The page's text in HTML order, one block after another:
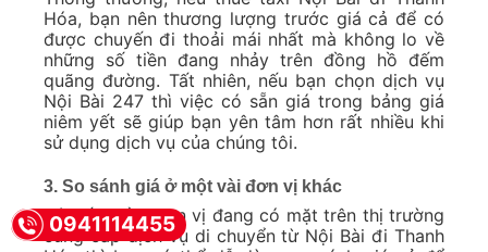
Hóa, bạn nên thương lượng trước giá cả để có
được chuyến đi thoải mái nhất mà không lo về
những số tiền đang nhảy trên đồng hồ đếm
quãng đường. Tất nhiên, nếu bạn chọn dịch vụ
Nội Bài 247 thì việc có sẵn giá trong bảng giá
niêm yết sẽ giúp bạn yên tâm hơn rất nhiều khi
sử dụng dịch vụ của chúng tôi.
3. So sánh giá ở một vài đơn vị khác
Với rất nhiều đơn vị đang có mặt trên thị trường
cung cấp dịch vụ di chuyển từ Nội Bài đi Thanh
0941114455